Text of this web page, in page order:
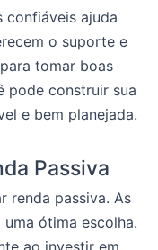
confiáveis ajuda
o suporte e
tomar boas
pode construir sua
e bem planejada.
Passiva
renda passiva. As
ótima escolha.